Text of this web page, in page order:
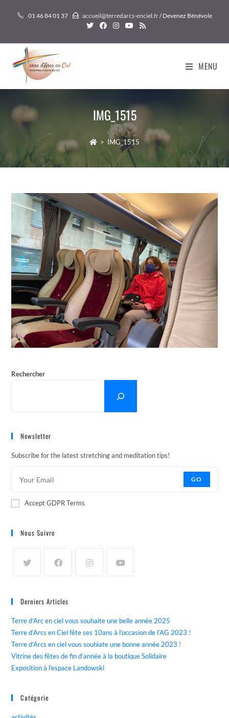
01 46 84 01 37 accueil@terredarcs-enciel.fr/ Devenez Bénévole
MENU
IMG_1515
> IMG_1515
Rechercher
Newsletter
Subscribe for the latest stretching and meditation tips!
GO
Accept GDPR Terms
Nous Suivre
Derniers Articles
Terre d’Arc en ciel vous souhaite une belle année 2025
Terre d’Arcs en Ciel fête ses 10ans à l’occasion de l’AG 2023 !
Terre d’Arcs en ciel vous souhiate une bonne année 2023 !
Vitrine des fêtes de fin d’année à la boutique Solidaire
Exposition à l’espace Landowski
Catégorie